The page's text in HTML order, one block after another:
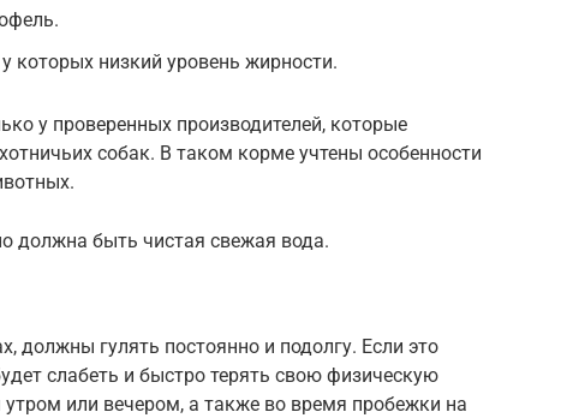
которых низкий уровень жирности.
у проверенных производителей, которые
собак. В таком корме учтены особенности
должна быть чистая свежая вода.
должны гулять постоянно и подолгу. Если это
слабеть и быстро терять свою физическую
или вечером, а также во время пробежки на